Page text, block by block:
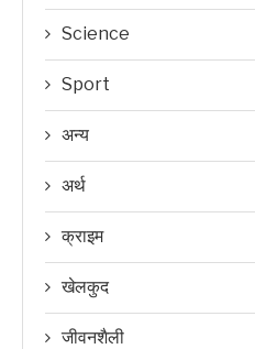
Science
Sport
अन्य
अर्थ
क्राइम
खेलकुद
जीवनशैली